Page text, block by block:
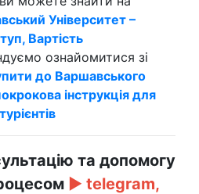
Університет –
Вартість
ознайомитися зі
до Варшавського
інструкція для
та допомогу
► telegram,